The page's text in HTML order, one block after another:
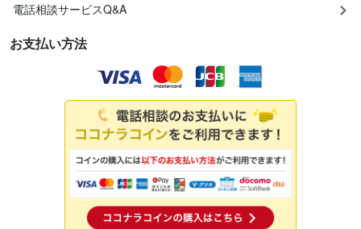
電話相談サービスQ&A
お支払い方法